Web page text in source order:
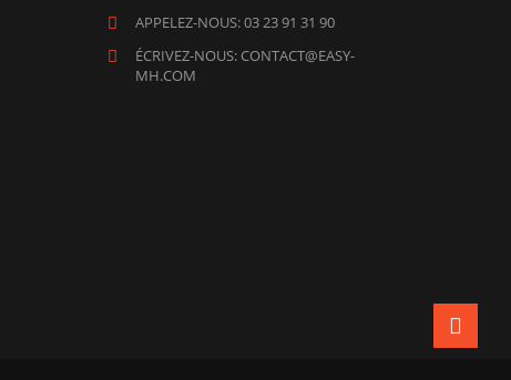
APPELEZ-NOUS: 03 23 91 31 90
ÉCRIVEZ-NOUS: CONTACT@EASY-
MH.COM